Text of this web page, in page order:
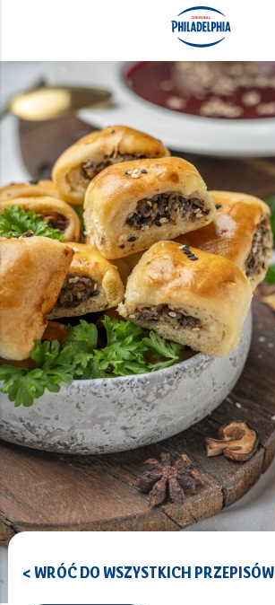
< WRÓĆ DO WSZYSTKICH PRZEPISÓW